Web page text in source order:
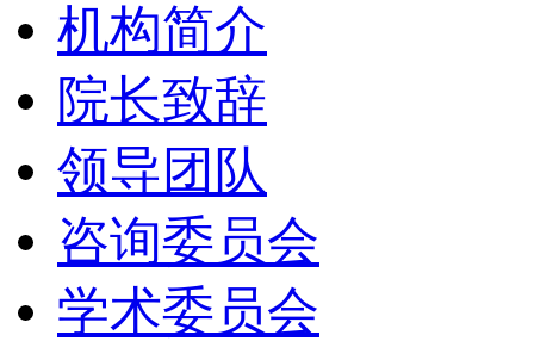
机构简介
院长致辞
领导团队
咨询委员会
学术委员会